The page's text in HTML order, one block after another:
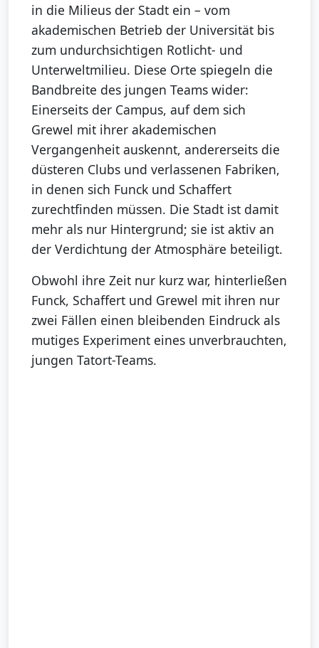
in die Milieus der Stadt ein – vom
akademischen Betrieb der Universität bis
zum undurchsichtigen Rotlicht- und
Unterweltmilieu. Diese Orte spiegeln die
Bandbreite des jungen Teams wider:
Einerseits der Campus, auf dem sich
Grewel mit ihrer akademischen
Vergangenheit auskennt, andererseits die
düsteren Clubs und verlassenen Fabriken,
in denen sich Funck und Schaffert
zurechtfinden müssen. Die Stadt ist damit
mehr als nur Hintergrund; sie ist aktiv an
der Verdichtung der Atmosphäre beteiligt.
Obwohl ihre Zeit nur kurz war, hinterließen
Funck, Schaffert und Grewel mit ihren nur
zwei Fällen einen bleibenden Eindruck als
mutiges Experiment eines unverbrauchten,
jungen Tatort-Teams.